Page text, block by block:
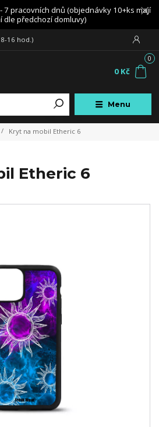
7 pracovních dnů (objednávky 10+ks mají
dle předchozí domluvy)
Menu
8-16 hod.)
0
0 Kč
Kryt na mobil Etheric 6
Etheric 6